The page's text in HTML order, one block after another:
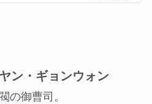
ン・ギョンウォン
の御曹司。